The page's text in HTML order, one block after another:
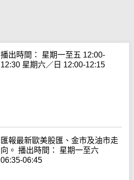
播出時間： 星期一至五 12:00-
12:30 星期六／日 12:00-12:15
匯報最新歐美股匯、金市及油市走
向。 播出時間： 星期一至六
06:35-06:45